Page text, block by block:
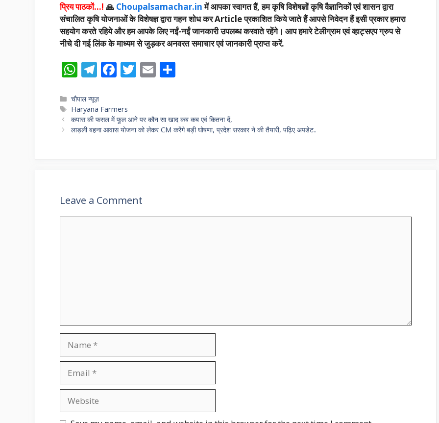
प्रिय पाठकों…! 🙏 Choupalsamachar.inमें आपका स्वागत हैं, हम कृषि विशेषज्ञों कृषि वैज्ञानिकों एवं शासन द्वारा
संचालित कृषि योजनाओं के विशेषज्ञ द्वारा गहन शोध कर Article प्रकाशित किये जाते हैं आपसे निवेदन हैं इसी प्रकार हमारा
सहयोग करते रहिये और हम आपके लिए नईं-नईं जानकारी उपलब्ध करवाते रहेंगे। आप हमारे टेलीग्राम एवं व्हाट्सएप ग्रुप से
नीचे दी गई लिंक के माध्यम से जुड़कर अनवरत समाचार एवं जानकारी प्राप्त करें.
W
at
s
A
T
e
gr
a
F
b
o
T
er
E
l e
Categories
चौपाल न्यूज़
Tags
Haryana Farmers
कपास की फसल में फूल आने पर कौन सा खाद कब कब एवं कितना दें,
लाड़ली बहना आवास योजना को लेकर CM करेंगे बड़ी घोषणा, प्रदेश सरकार ने की तैयारी, पढ़िए अपडेट..
Leave a Comment